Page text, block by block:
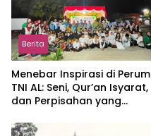
Berita
Menebar Inspirasi di Perum
TNI AL: Seni, Qur’an Isyarat,
dan Perpisahan yang